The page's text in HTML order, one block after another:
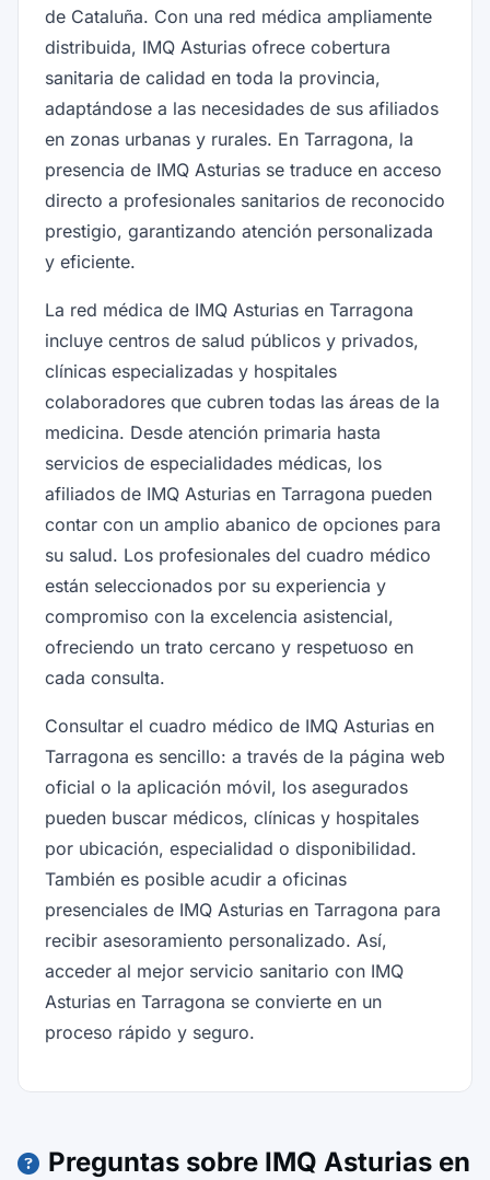
de Cataluña. Con una red médica ampliamente
distribuida, IMQ Asturias ofrece cobertura
sanitaria de calidad en toda la provincia,
adaptándose a las necesidades de sus afiliados
en zonas urbanas y rurales. En Tarragona, la
presencia de IMQ Asturias se traduce en acceso
directo a profesionales sanitarios de reconocido
prestigio, garantizando atención personalizada
y eficiente.
La red médica de IMQ Asturias en Tarragona
incluye centros de salud públicos y privados,
clínicas especializadas y hospitales
colaboradores que cubren todas las áreas de la
medicina. Desde atención primaria hasta
servicios de especialidades médicas, los
afiliados de IMQ Asturias en Tarragona pueden
contar con un amplio abanico de opciones para
su salud. Los profesionales del cuadro médico
están seleccionados por su experiencia y
compromiso con la excelencia asistencial,
ofreciendo un trato cercano y respetuoso en
cada consulta.
Consultar el cuadro médico de IMQ Asturias en
Tarragona es sencillo: a través de la página web
oficial o la aplicación móvil, los asegurados
pueden buscar médicos, clínicas y hospitales
por ubicación, especialidad o disponibilidad.
También es posible acudir a oficinas
presenciales de IMQ Asturias en Tarragona para
recibir asesoramiento personalizado. Así,
acceder al mejor servicio sanitario con IMQ
Asturias en Tarragona se convierte en un
proceso rápido y seguro.
Preguntas sobre IMQ Asturias en